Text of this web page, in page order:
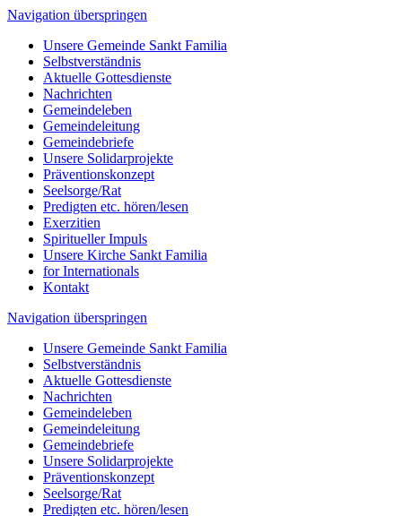
Navigation überspringen
Unsere Gemeinde Sankt Familia
Selbstverständnis
Aktuelle Gottesdienste
Nachrichten
Gemeindeleben
Gemeindeleitung
Gemeindebriefe
Unsere Solidarprojekte
Präventionskonzept
Seelsorge/Rat
Predigten etc. hören/lesen
Exerzitien
Spiritueller Impuls
Unsere Kirche Sankt Familia
for Internationals
Kontakt
Navigation überspringen
Unsere Gemeinde Sankt Familia
Selbstverständnis
Aktuelle Gottesdienste
Nachrichten
Gemeindeleben
Gemeindeleitung
Gemeindebriefe
Unsere Solidarprojekte
Präventionskonzept
Seelsorge/Rat
Predigten etc. hören/lesen